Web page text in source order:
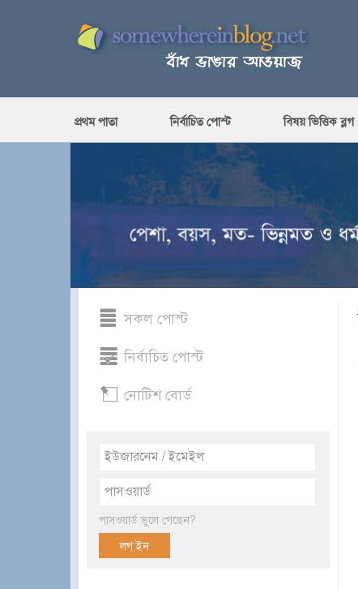
প্রথম পাতা নির্বাচিত পোস্ট বিষয় ভিত্তিক ব্লগ
সকল পোস্ট
নির্বাচিত পোস্ট
নোটিশ বোর্ড
পাসওয়ার্ড ভুলে গেছেন?